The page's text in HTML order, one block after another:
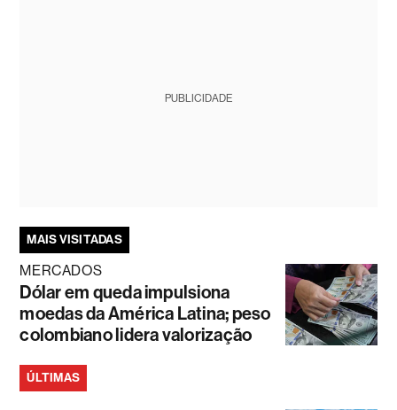
PUBLICIDADE
MAIS VISITADAS
MERCADOS
Dólar em queda impulsiona
moedas da América Latina; peso
colombiano lidera valorização
ÚLTIMAS